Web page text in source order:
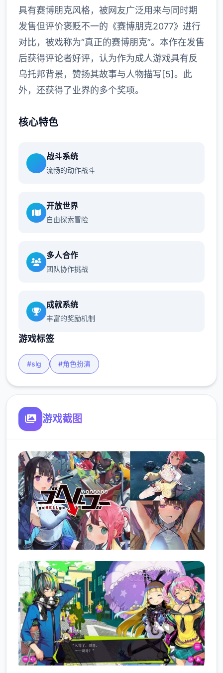
具有赛博朋克风格，被网友广泛用来与同时期
发售但评价褒贬不一的《赛博朋克2077》进行
对比，被戏称为“真正的赛博朋克”。本作在发售
后获得评论者好评，认为作为成人游戏具有反
乌托邦背景，赞扬其故事与人物描写[5]。此
外，还获得了业界的多个奖项。
核心特色
战斗系统
流畅的动作战斗
开放世界
自由探索冒险
多人合作
团队协作挑战
成就系统
丰富的奖励机制
游戏标签
#slg #角色扮演
游戏截图